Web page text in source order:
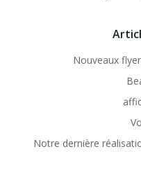
Nouveaux
Notre dernière